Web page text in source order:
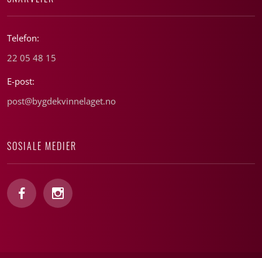
Telefon:
22 05 48 15
E-post:
post@bygdekvinnelaget.no
SOSIALE MEDIER